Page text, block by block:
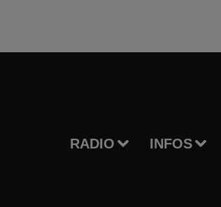
RADIO INFOS